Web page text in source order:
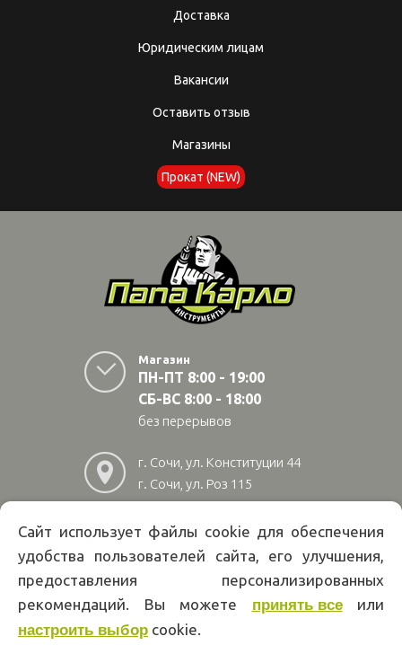
Доставка
Юридическим лицам
Вакансии
Оставить отзыв
Магазины
Прокат (NEW)
Магазин
ПН-ПТ 8:00 - 19:00
СБ-ВС 8:00 - 18:00
без перерывов
г. Сочи, ул. Конституции 44
г. Сочи, ул. Роз 115
г. Адлер, ул Авиационная
28/10
222 02 01
офертой. Указанные цены действуют только при оформлении заказа
через интернет-магазин papakarlotools.ru.
Сайт использует файлы cookie для обеспечения
удобства пользователей сайта, его улучшения,
предоставления персонализированных
рекомендаций. Вы можете принять всеили
настроить выбор cookie.